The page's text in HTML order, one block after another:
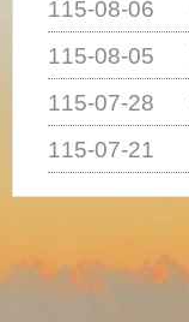
115-08-06
115-08-05
115-07-28
115-07-21